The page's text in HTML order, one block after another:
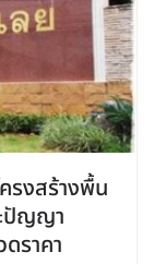
รงสร้างพื้น
ปัญญา
ราคา